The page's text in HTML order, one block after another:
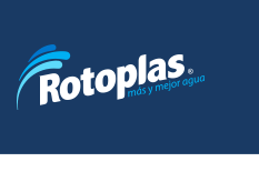
contenido